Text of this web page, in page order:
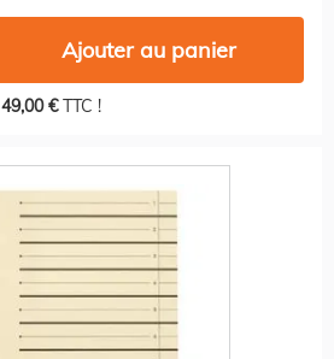
Ajouter au panier
49,00 €TTC !